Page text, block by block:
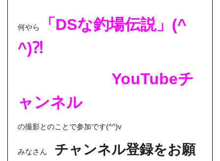
何やら
「DSな釣場伝説」(^
^)⁈
YouTubeチ
ャンネル
の撮影とのことで参加です(^^)v
みなさん チャンネル登録をお願